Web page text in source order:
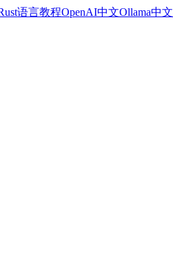
语言教程OpenAI中文Ollama中文